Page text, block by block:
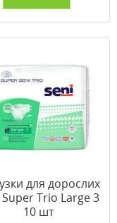
для дорослих
Super Trio Large 3
10 шт